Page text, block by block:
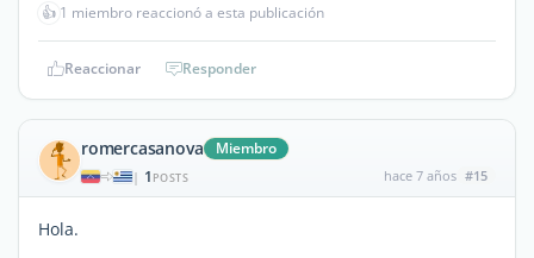
👍 1 miembro reaccionó a esta publicación
Reaccionar Responder
romercasanova Miembro
| 1 POSTS hace 7 años #15
Hola.